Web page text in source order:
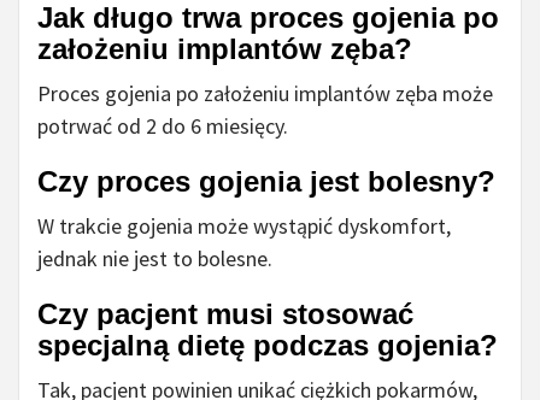
Jak długo trwa proces gojenia po
założeniu implantów zęba?
Proces gojenia po założeniu implantów zęba może
potrwać od 2 do 6 miesięcy.
Czy proces gojenia jest bolesny?
W trakcie gojenia może wystąpić dyskomfort,
jednak nie jest to bolesne.
Czy pacjent musi stosować
specjalną dietę podczas gojenia?
Tak, pacjent powinien unikać ciężkich pokarmów,